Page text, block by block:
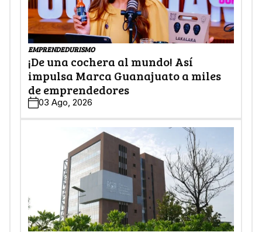
EMPRENDEDURISMO
¡De una cochera al mundo! Así
impulsa Marca Guanajuato a miles
de emprendedores
03 Ago, 2026